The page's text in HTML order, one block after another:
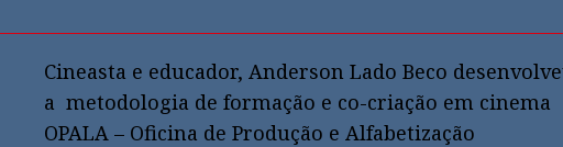
Cineasta e educador, Anderson Lado Beco
a metodologia de formação e co-criação em cinema
OPALA – Oficina de Produção e Alfabetização